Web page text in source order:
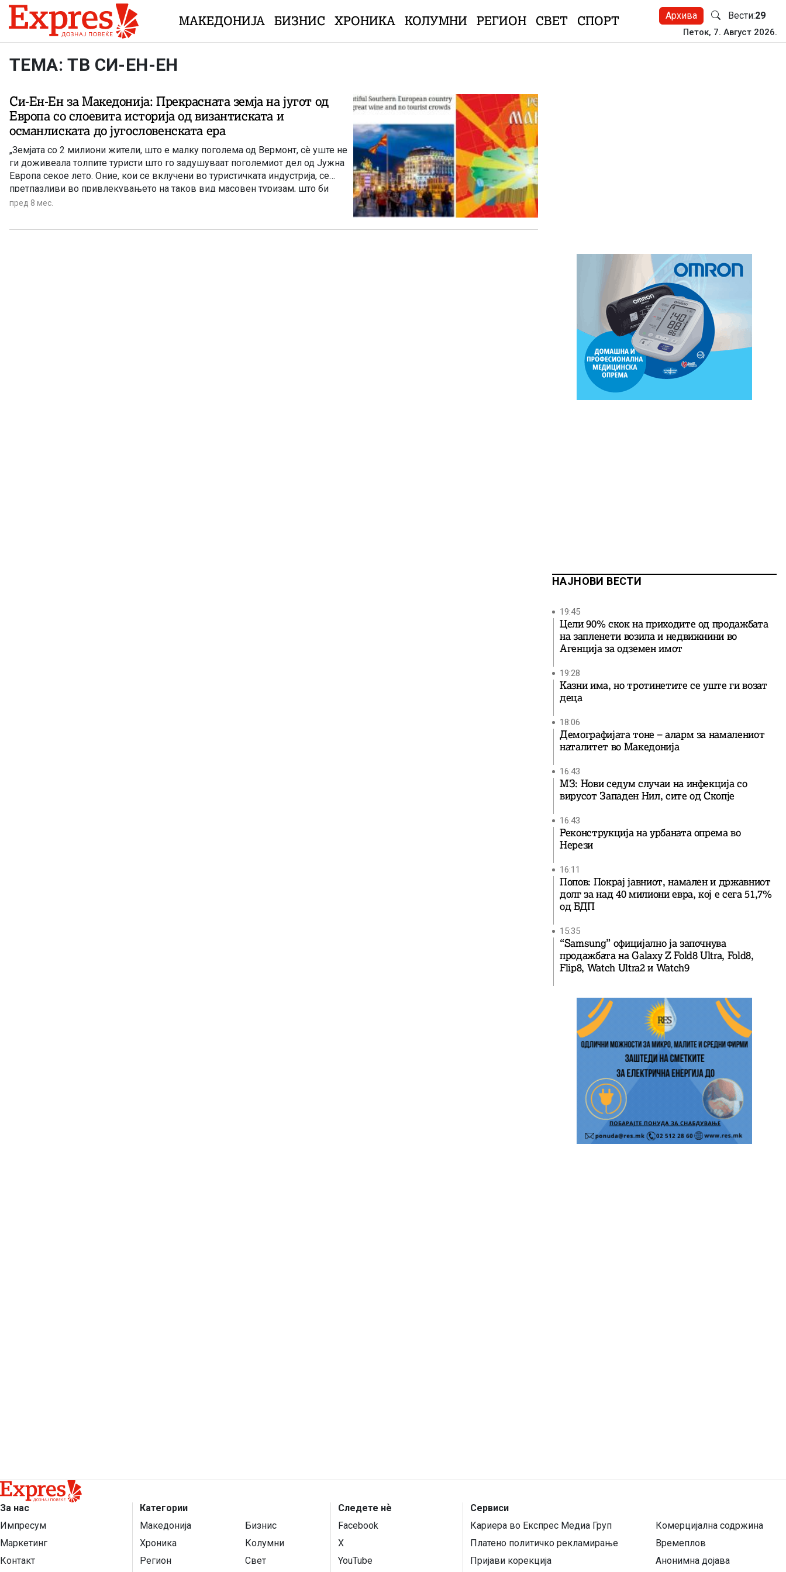
Skip to content
МАКЕДОНИЈА БИЗНИС ХРОНИКА КОЛУМНИ РЕГИОН СВЕТ СПОРТ Архива Вести:29
Петок, 7. Август 2026.
ТЕМА: ТВ СИ-ЕН-ЕН
Си-Eн-Eн за Македонија: Прекрасната земја на југот од
Европа со слоевита историја од византиската и
османлиската до југословенската ера
„Земјата со 2 милиони жители, што е малку поголема од Вермонт, сè уште не
ги доживеала толпите туристи што го задушуваат поголемиот дел од Јужна
Европа секое лето. Оние, кои се вклучени во туристичката индустрија, се
претпазливи во привлекувањето на таков вид масовен туризам, што би
можело негативно да влијае на квалитетот на животот на жителите. Но, тие
има простор за раст. Опкружена со гребени и врвови, кои нудат пејзажи, што
пред 8 мес.
НАЈНОВИ ВЕСТИ
19:45
Цели 90% скок на приходите од продажбата
на запленети возила и недвижнини во
Агенција за одземен имот
19:28
Казни има, но тротинетите се уште ги возат
деца
18:06
Демографијата тоне – аларм за намалениот
наталитет во Македонија
16:43
МЗ: Нови седум случаи на инфекција со
вирусот Западен Нил, сите од Скопје
16:43
Реконструкција на урбаната опрема во
Нерези
16:11
Попов: Покрај јавниот, намален и државниот
долг за над 40 милиони евра, кој e сега 51,7%
од БДП
15:35
“Samsung” официјално ја започнува
продажбата на Galaxy Z Fold8 Ultra, Fold8,
Flip8, Watch Ultra2 и Watch9
За нас
Импресум
Маркетинг
Контакт
Категории
Македонија
Бизнис
Хроника
Колумни
Регион
Свет
Следете нѐ
Facebook
X
YouTube
Сервиси
Кариера во Експрес Медиа Груп
Комерцијална содржина
Платено политичко рекламирање
Времеплов
Пријави корекција
Анонимна дојава